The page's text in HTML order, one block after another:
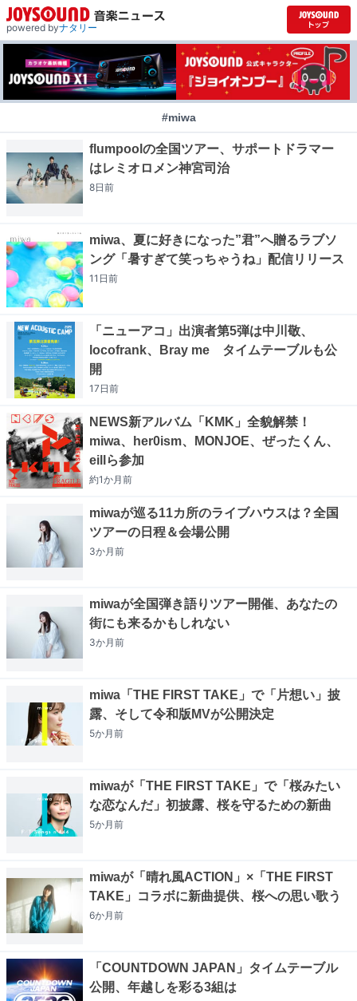
powered byナタリー
#miwa
flumpoolの全国ツアー、サポートドラマー
はレミオロメン神宮司治
8日前
miwa、夏に好きになった”君”へ贈るラブソ
ング「暑すぎて笑っちゃうね」配信リリース
11日前
「ニューアコ」出演者第5弾は中川敬、
locofrank、Bray me タイムテーブルも公
開
17日前
NEWS新アルバム「KMK」全貌解禁！
miwa、her0ism、MONJOE、ぜったくん、
eillら参加
約1か月前
miwaが巡る11カ所のライブハウスは？全国
ツアーの日程＆会場公開
3か月前
miwaが全国弾き語りツアー開催、あなたの
街にも来るかもしれない
3か月前
miwa「THE FIRST TAKE」で「片想い」披
露、そして令和版MVが公開決定
5か月前
miwaが「THE FIRST TAKE」で「桜みたい
な恋なんだ」初披露、桜を守るための新曲
5か月前
miwaが「晴れ風ACTION」×「THE FIRST
TAKE」コラボに新曲提供、桜への思い歌う
6か月前
「COUNTDOWN JAPAN」タイムテーブル
公開、年越しを彩る3組は